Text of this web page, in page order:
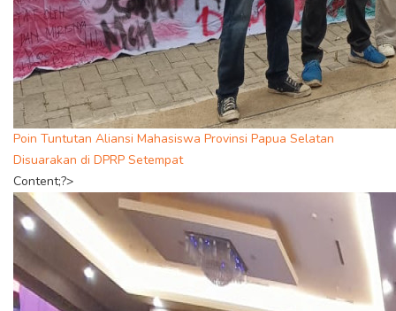
Poin Tuntutan Aliansi Mahasiswa Provinsi Papua Selatan
Disuarakan di DPRP Setempat
Content;?>